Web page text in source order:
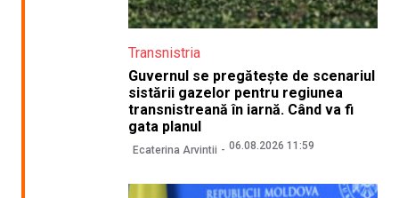
Transnistria
Guvernul se pregătește de scenariul
sistării gazelor pentru regiunea
transnistreană în iarnă. Când va fi
gata planul
Ecaterina Arvintii 06.08.2026 11:59